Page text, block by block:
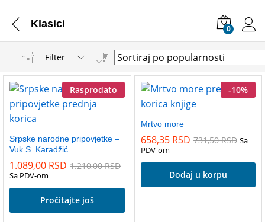
Klasici 0
Filter
Rasprodato
Srpske narodne pripovjetke –
Vuk S. Karadžić
1.089,00 RSD 1.210,00RSD
Sa PDV-om
Pročitajte još
-10%
Mrtvo more
658,35 RSD 731,50RSD Sa
PDV-om
Dodaj u korpu